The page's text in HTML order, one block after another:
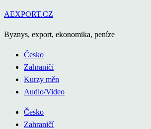
Přejít
obsahu
AEXPORT.CZ
Byznys, export, ekonomika, peníze
Česko
Zahraničí
Kurzy měn
Audio/Video
Česko
Zahraničí